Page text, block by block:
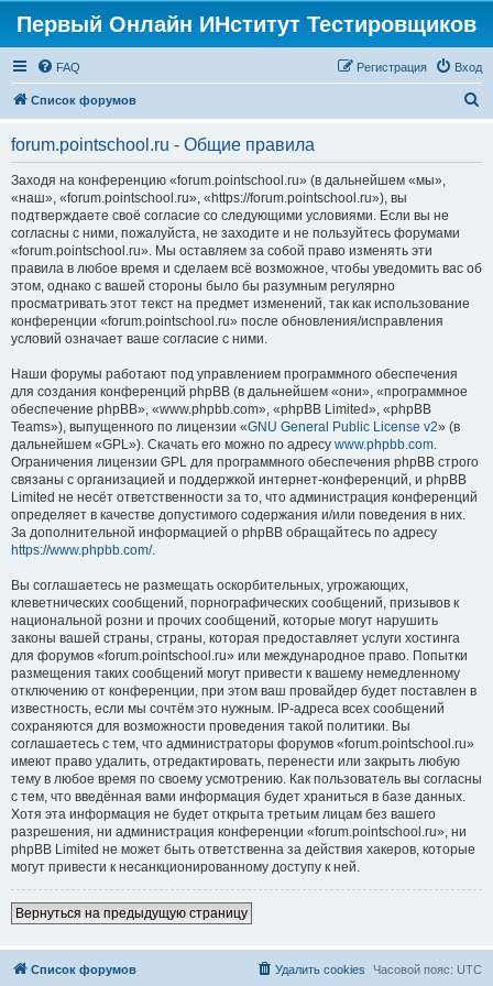
Первый Онлайн ИНститут Тестировщиков
FAQ Вход
Регистрация
Список форумов
forum.pointschool.ru - Общие правила
Заходя на конференцию «forum.pointschool.ru» (в дальнейшем «мы»,
«наш», «forum.pointschool.ru», «https://forum.pointschool.ru»), вы
подтверждаете своё согласие со следующими условиями. Если вы не
согласны с ними, пожалуйста, не заходите и не пользуйтесь форумами
«forum.pointschool.ru». Мы оставляем за собой право изменять эти
правила в любое время и сделаем всё возможное, чтобы уведомить вас об
этом, однако с вашей стороны было бы разумным регулярно
просматривать этот текст на предмет изменений, так как использование
конференции «forum.pointschool.ru» после обновления/исправления
условий означает ваше согласие с ними.
Наши форумы работают под управлением программного обеспечения
для создания конференций phpBB (в дальнейшем «они», «программное
обеспечение phpBB», «www.phpbb.com», «phpBB Limited», «phpBB
Teams»), выпущенного по лицензии «GNU General Public License v2» (в
дальнейшем «GPL»). Скачать его можно по адресу www.phpbb.com.
Ограничения лицензии GPL для программного обеспечения phpBB строго
связаны с организацией и поддержкой интернет-конференций, и phpBB
Limited не несёт ответственности за то, что администрация конференций
определяет в качестве допустимого содержания и/или поведения в них.
За дополнительной информацией о phpBB обращайтесь по адресу
https://www.phpbb.com/.
Вы соглашаетесь не размещать оскорбительных, угрожающих,
клеветнических сообщений, порнографических сообщений, призывов к
национальной розни и прочих сообщений, которые могут нарушить
законы вашей страны, страны, которая предоставляет услуги хостинга
для форумов «forum.pointschool.ru» или международное право. Попытки
размещения таких сообщений могут привести к вашему немедленному
отключению от конференции, при этом ваш провайдер будет поставлен в
известность, если мы сочтём это нужным. IP-адреса всех сообщений
сохраняются для возможности проведения такой политики. Вы
соглашаетесь с тем, что администраторы форумов «forum.pointschool.ru»
имеют право удалить, отредактировать, перенести или закрыть любую
тему в любое время по своему усмотрению. Как пользователь вы согласны
с тем, что введённая вами информация будет храниться в базе данных.
Хотя эта информация не будет открыта третьим лицам без вашего
разрешения, ни администрация конференции «forum.pointschool.ru», ни
phpBB Limited не может быть ответственна за действия хакеров, которые
могут привести к несанкционированному доступу к ней.
Вернуться на предыдущую страницу
Список форумов Часовой пояс: UTC
Удалить cookies